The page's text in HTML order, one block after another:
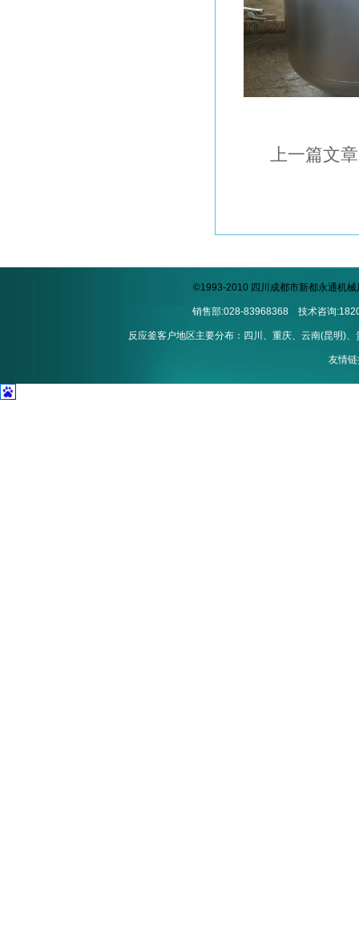
上一篇文
©1993-2010 四川成都市新都永通机
销售部:028-83968368 技术咨询
反应釜客户地区主要分布：四川、重庆、云南(昆明)
友情